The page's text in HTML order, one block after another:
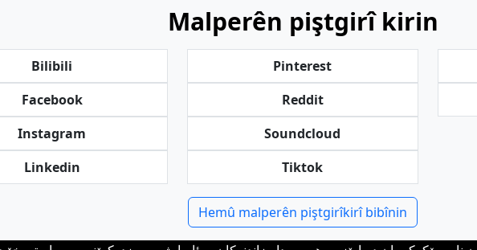
Malperên piştgirî kirin
Bilibili
Facebook
Instagram
Linkedin
Pinterest
Reddit
Soundcloud
Tiktok
Hemû malperên piştgirîkirî bibînin